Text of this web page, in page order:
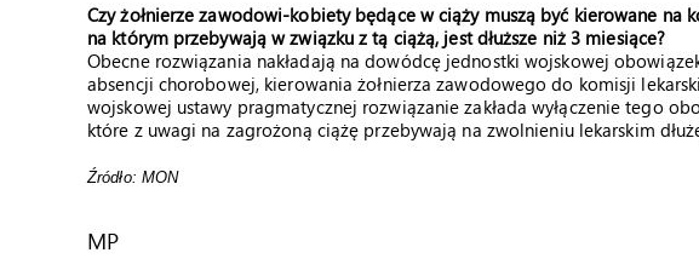
Czy żołnierze zawodowi-kobiety będące w ciąży muszą być kierowane na
na którym przebywają w związku z tą ciążą, jest dłuższe niż 3 miesiące?
Obecne rozwiązania nakładają na dowódcę jednostki wojskowej
absencji chorobowej, kierowania żołnierza zawodowego do komisji
wojskowej ustawy pragmatycznej rozwiązanie zakłada wyłączenie tego
które z uwagi na zagrożoną ciążę przebywają na zwolnieniu lekarskim
Źródło: MON
MP